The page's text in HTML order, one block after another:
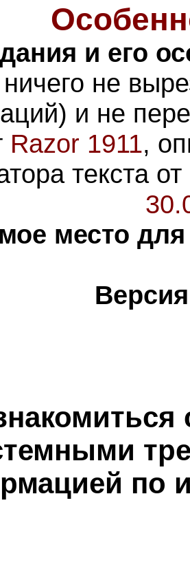
и его
не
и не
Razor 1911,
текста от
место
по